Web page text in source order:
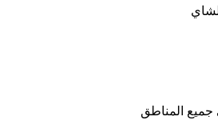
المناطق